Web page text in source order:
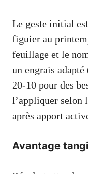
Le geste initial
figuier au
feuillage et le
un engrais
20-10 pour des
l’appliquer selon
après apport
Avantage